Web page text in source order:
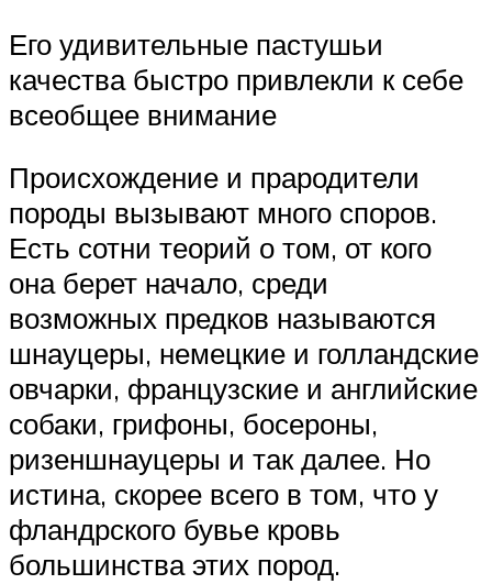
Его удивительные пастушьи
качества быстро привлекли к себе
всеобщее внимание
Происхождение и прародители
породы вызывают много споров.
Есть сотни теорий о том, от кого
она берет начало, среди
возможных предков называются
шнауцеры, немецкие и голландские
овчарки, французские и английские
собаки, грифоны, босероны,
ризеншнауцеры и так далее. Но
истина, скорее всего в том, что у
фландрского бувье кровь
большинства этих пород.